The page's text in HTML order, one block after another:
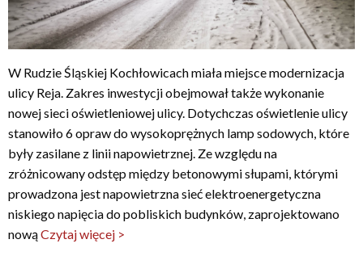
W Rudzie Śląskiej Kochłowicach miała miejsce modernizacja
ulicy Reja. Zakres inwestycji obejmował także wykonanie
nowej sieci oświetleniowej ulicy. Dotychczas oświetlenie ulicy
stanowiło 6 opraw do wysokoprężnych lamp sodowych, które
były zasilane z linii napowietrznej. Ze względu na
zróżnicowany odstęp między betonowymi słupami, którymi
prowadzona jest napowietrzna sieć elektroenergetyczna
niskiego napięcia do pobliskich budynków, zaprojektowano
nowąCzytaj więcej >